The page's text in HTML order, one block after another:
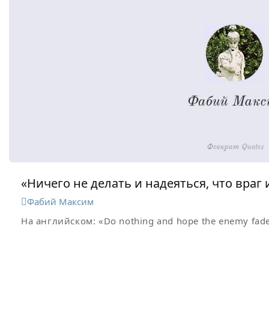
«Ничего не делать и надеяться, что враг
Фабий Максим
На английском: «Do nothing and hope the enemy